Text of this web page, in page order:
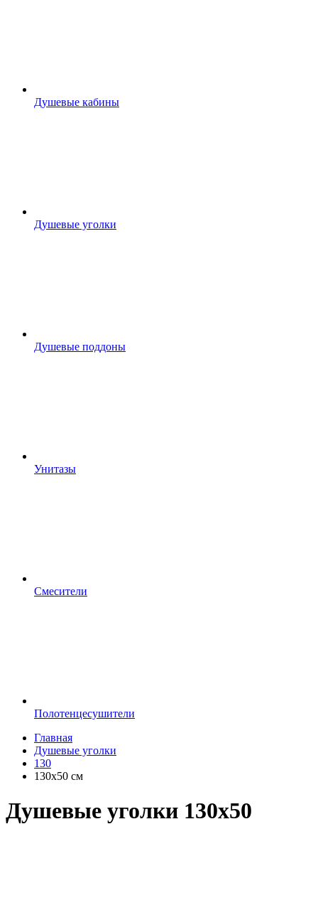
Душевые кабины
Душевые уголки
Душевые поддоны
Унитазы
Смесители
Полотенцесушители
Главная
Душевые уголки
130
130х50 см
Душевые уголки 130х50